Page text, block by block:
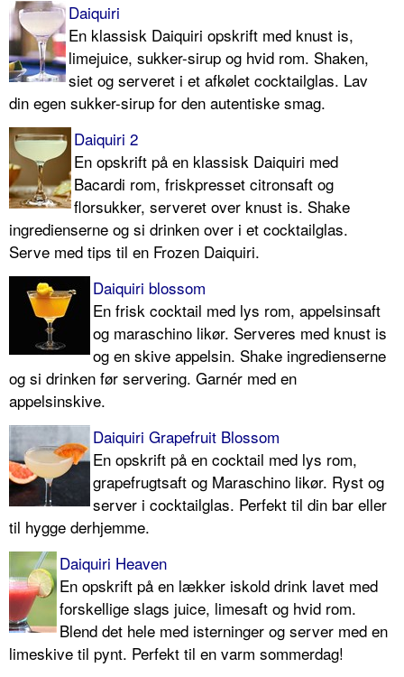
Daiquiri
En klassisk Daiquiri opskrift med knust is,
limejuice, sukker-sirup og hvid rom. Shaken,
siet og serveret i et afkølet cocktailglas. Lav
din egen sukker-sirup for den autentiske smag.
Daiquiri 2
En opskrift på en klassisk Daiquiri med
Bacardi rom, friskpresset citronsaft og
florsukker, serveret over knust is. Shake
ingredienserne og si drinken over i et cocktailglas.
Serve med tips til en Frozen Daiquiri.
Daiquiri blossom
En frisk cocktail med lys rom, appelsinsaft
og maraschino likør. Serveres med knust is
og en skive appelsin. Shake ingredienserne
og si drinken før servering. Garnér med en
appelsinskive.
Daiquiri Grapefruit Blossom
En opskrift på en cocktail med lys rom,
grapefrugtsaft og Maraschino likør. Ryst og
server i cocktailglas. Perfekt til din bar eller
til hygge derhjemme.
Daiquiri Heaven
En opskrift på en lækker iskold drink lavet med
forskellige slags juice, limesaft og hvid rom.
Blend det hele med isterninger og server med en
limeskive til pynt. Perfekt til en varm sommerdag!